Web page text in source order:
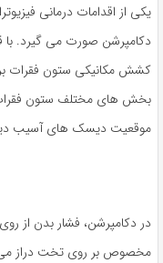
یکی از اقدامات درمانی
دکامپرشن صورت می گیرد. با
کشش مکانیکی ستون فقرات
بخش های مختلف ستون
موقعیت دیسک های آسیب
در دکامپرشن، فشار بدن از
مخصوص بر روی تخت دراز می